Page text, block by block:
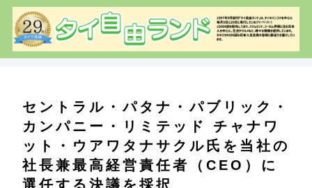
セントラル・パタナ・パブリック・
カンパニー・リミテッド チャナワ
ット・ウアワタナサクル氏を当社の
社長兼最高経営責任者（CEO）に
選任する決議を採択